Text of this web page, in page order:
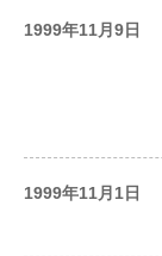
1999年11月9日
1999年11月1日